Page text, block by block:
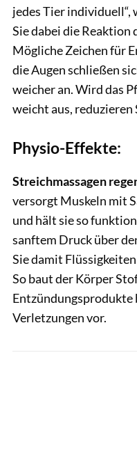
jedes Tier
Sie dabei die Reaktion
Mögliche Zeichen für
die Augen schließen
weicher an. Wird das
weicht aus,
Physio-Effekte:
Streichmassagen
versorgt Muskeln mit
und hält sie so
sanftem Druck über
Sie damit
So baut der Körper
Entzündungsprodukte
Verletzungen vor.